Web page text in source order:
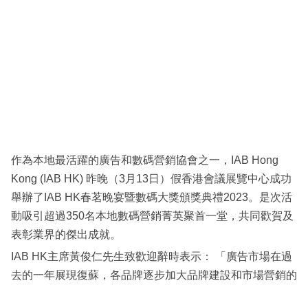
作為本地最活躍的廣告和數碼營銷協會之一，IAB Hong
Kong (IAB HK) 昨晚（3月13日）假香港會議展覽中心成功
舉辦了IAB HK春茗晚宴暨數碼大獎頒獎典禮2023。是次活
動吸引超過350名本地數碼營銷菁英聚首一堂，共同歡賀及
表彰業界的傑出成就。
IAB HK主席黃俊仁先生致歡迎辭時表示： 「廣告市場在過
去的一年展現復蘇，各品牌逐步加大品牌建設和市場營銷的